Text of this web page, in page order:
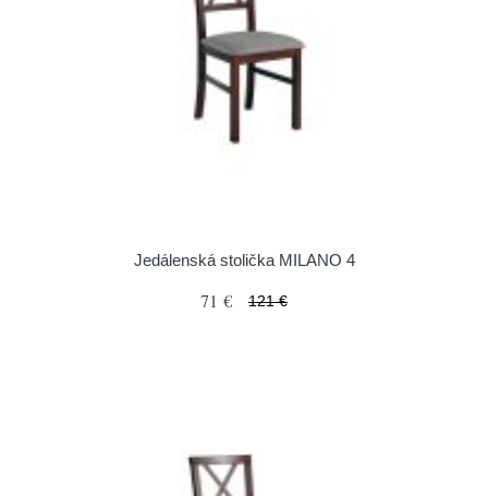
Jedálenská stolička MILANO 4
71 € 121 €